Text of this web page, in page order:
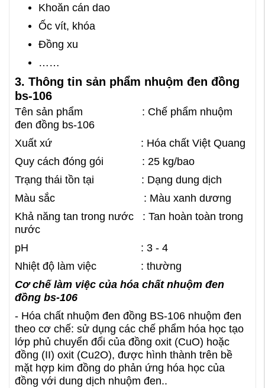
Khoăn cán dao
Ốc vít, khóa
Đồng xu
……
3. Thông tin sản phẩm nhuộm đen đồng
bs-106
Tên sản phẩm : Chế phẩm nhuộm
đen đồng bs-106
Xuất xứ : Hóa chất Việt Quang
Quy cách đóng gói : 25 kg/bao
Trạng thái tồn tại : Dạng dung dịch
Màu sắc : Màu xanh dương
Khả năng tan trong nước : Tan hoàn toàn trong
nước
pH : 3 - 4
Nhiệt độ làm việc : thường
Cơ chế làm việc của hóa chất nhuộm đen
đồng bs-106
- Hóa chất nhuộm đen đồng BS-106 nhuộm đen
theo cơ chế: sử dụng các chế phẩm hóa học tạo
lớp phủ chuyển đổi của đồng oxit (CuO) hoặc
đồng (II) oxit (Cu2O), được hình thành trên bề
mặt hợp kim đồng do phản ứng hóa học của
đồng với dung dịch nhuộm đen..